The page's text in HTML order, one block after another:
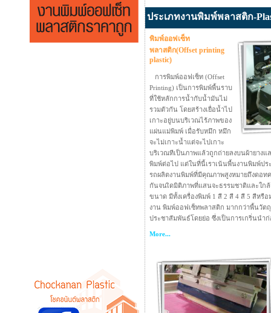
ประเภทงานพิมพ์พลาสติก-
พิมพ์ออฟเซ็ท
พลาสติก(Offset printing
plastic)
การพิมพ์ออฟเซ็ท (Offset
Printing) เป็นการพิมพ์พื้นราบ
ที่ใช้หลักการน้ำกับน้ำมันไม่
รวมตัวกัน โดยสร้างเยื่อน้ำไป
เกาะอยู่บนบริเวณไร้ภาพของ
แผ่นแม่พิมพ์ เมื่อรับหมึก หมึก
จะไม่เกาะน้ำแต่จะไปเกาะ
บริเวณทีเป็นภาพแล้วถูกถ่ายลงบนผ้ายางแ
พิมพ์ต่อไป แต่ในที่นี้เราเน้นพื้นงานพิมพ์ป
รถผลิตงานพิมพ์ที่มีคุณภาพสูงหมายถึงดอท
กันจนเิดมิติภาพที่แสนจะธรรมชาติและใกล้
ขนาด มีทั้งเครื่องพิมพ์ 1 สี 2 สี 4 สี 5 สีหรื
งาน พิมพ์ออฟเซ็ทพลาสติก มากกว่าพื้นวัต
ประชาสัมพันธ์โดยย่อ ซึ่งเป็นการเกริ่นนำ
More...